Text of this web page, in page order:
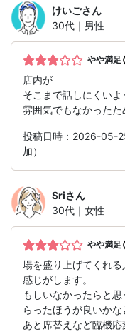
けいごさん
30代｜男性
やや満足
店内が
そこまで話しにくいよ
雰囲気でもなかったた
投稿日時：2026-05-
加）
Sriさん
30代｜女性
やや満足
場を盛り上げてくれ
感じがします。
もしいなかったらと
らったほうが良いかな
あと席替えなど臨機